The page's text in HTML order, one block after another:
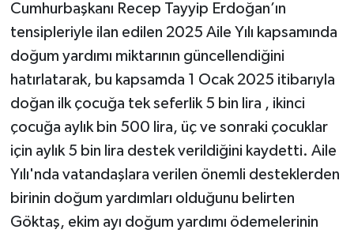
Cumhurbaşkanı Recep Tayyip Erdoğan’ın
tensipleriyle ilan edilen 2025 Aile Yılı kapsamında
doğum yardımı miktarının güncellendiğini
hatırlatarak, bu kapsamda 1 Ocak 2025 itibarıyla
doğan ilk çocuğa tek seferlik 5 bin lira , ikinci
çocuğa aylık bin 500 lira, üç ve sonraki çocuklar
için aylık 5 bin lira destek verildiğini kaydetti. Aile
Yılı'nda vatandaşlara verilen önemli desteklerden
birinin doğum yardımları olduğunu belirten
Göktaş, ekim ayı doğum yardımı ödemelerinin